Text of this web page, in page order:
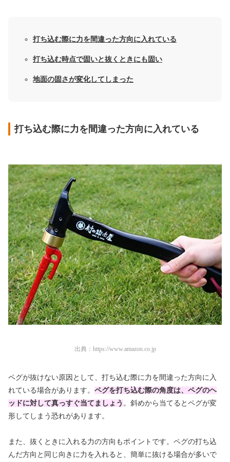
打ち込む際に力を間違った方向に入れている
打ち込む時点で固いと抜くときにも固い
地面の固さが変化してしまった
打ち込む際に力を間違った方向に入れている
出典： https://www.amazon.co.jp
ペグが抜けない原因として、打ち込む際に力を間違った方向に入
れている場合があります。 ペグを打ち込む際の角度は、ペグのヘ
ッドに対して真っすぐ当てましょう 。斜めから当てるとペグが変
形してしまう恐れがあります。
また、抜くときに入れる力の方向もポイントです。ペグの打ち込
んだ方向と同じ向きに力を入れると、簡単に抜ける場合が多いで